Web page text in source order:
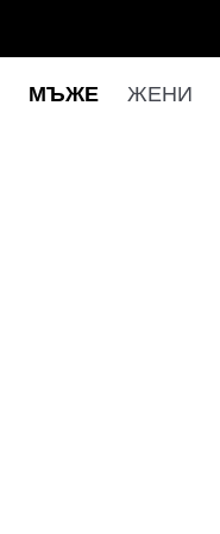
МЪЖЕ ЖЕНИ